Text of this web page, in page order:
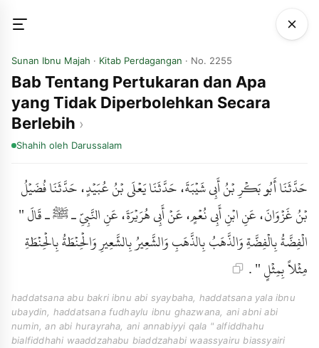
Sunan Ibnu Majah · Kitab Perdagangan · No. 2255
Bab Tentang Pertukaran dan Apa
yang Tidak Diperbolehkan Secara
Berlebih
Shahih oleh Darussalam
حَدَّثَنَا أَبُو بَكْرِ بْنُ أَبِي شَيْبَةَ، حَدَّثَنَا يَعْلَى بْنُ عُبَيْدٍ، حَدَّثَنَا فُضَيْلُ
بْنُ غَزْوَانَ، عَنِ ابْنِ أَبِي نُعْمٍ، عَنْ أَبِي هُرَيْرَةَ، عَنِ النَّبِيِّ ـ ﷺ ـ قَالَ "
الْفِضَّةُ بِالْفِضَّةِ وَالذَّهَبُ بِالذَّهَبِ وَالشَّعِيرُ بِالشَّعِيرِ وَالْحِنْطَةُ بِالْحِنْطَةِ
مِثْلاً بِمِثْلٍ " .
haddatsana abu bakri ibnu abi syaybaha, haddatsana yala ibnu
ubaydin, haddatsana fudhaylu ibnu ghazwana, ani abni abi
numin, an abi hurayraha, ani annabiyyi qala " alfiddhahu
bialfiddhahi waaddzahabu biaddzahabi waassyairu biassyairi